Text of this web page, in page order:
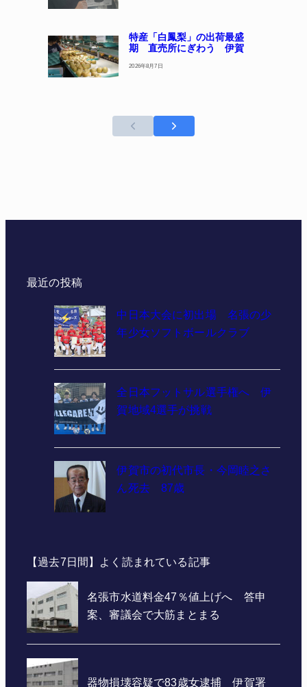
特産「白鳳梨」の出荷最盛
期 直売所にぎわう 伊賀
2026年8月7日
最近の投稿
中日本大会に初出場 名張の少
年少女ソフトボールクラブ
全日本フットサル選手権へ 伊
賀地域4選手が挑戦
伊賀市の初代市長・今岡睦之さ
ん死去 87歳
【過去7日間】よく読まれている記事